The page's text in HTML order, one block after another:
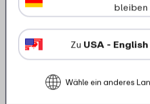
sage
bleiben
Zu USA - English